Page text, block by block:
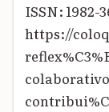
ISSN: 1982-
https://